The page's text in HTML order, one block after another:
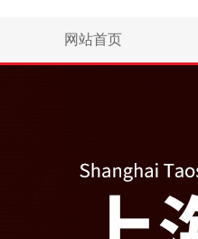
网站首页